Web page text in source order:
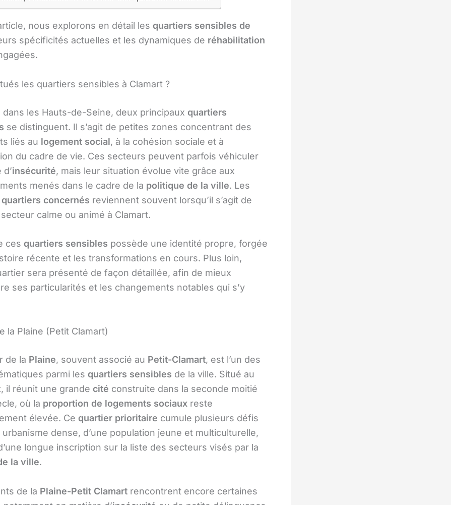
nous explorons en détail les quartiers sensibles de
spécificités actuelles et les dynamiques de réhabilitation
les quartiers sensibles à Clamart ?
dans les Hauts-de-Seine, deux principaux quartiers
se distinguent. Il s’agit de petites zones concentrant des
liés au logement social, à la cohésion sociale et à
du cadre de vie. Ces secteurs peuvent parfois véhiculer
insécurité, mais leur situation évolue vite grâce aux
menés dans le cadre de la politique de la ville. Les
quartiers concernés reviennent souvent lorsqu’il s’agit de
calme ou animé à Clamart.
ces quartiers sensibles possède une identité propre, forgée
récente et les transformations en cours. Plus loin,
sera présenté de façon détaillée, afin de mieux
ses particularités et les changements notables qui s’y
la Plaine (Petit Clamart)
de la Plaine, souvent associé au Petit-Clamart, est l’un des
parmi les quartiers sensibles de la ville. Situé au
il réunit une grande cité construite dans la seconde moitié
où la proportion de logements sociaux reste
élevée. Ce quartier prioritaire cumule plusieurs défis
urbanisme dense, d’une population jeune et multiculturelle,
longue inscription sur la liste des secteurs visés par la
la ville.
de la Plaine-Petit Clamart rencontrent encore certaines